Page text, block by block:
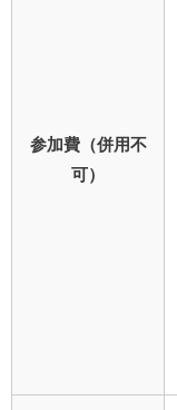
参加費（併用不
可）